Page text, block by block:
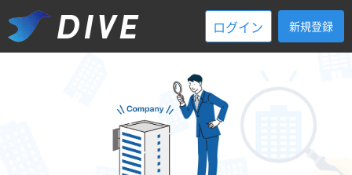
ログイン 新規登録